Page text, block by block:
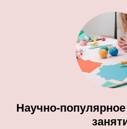
Научно-